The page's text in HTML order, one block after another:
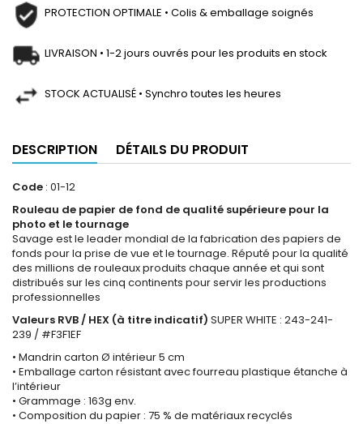
PROTECTION OPTIMALE • Colis & emballage soignés
LIVRAISON • 1-2 jours ouvrés pour les produits en stock
STOCK ACTUALISÉ • Synchro toutes les heures
DESCRIPTION DÉTAILS DU PRODUIT
Code : 01-12
Rouleau de papier de fond de qualité supérieure pour la
photo et le tournage
Savage est le leader mondial de la fabrication des papiers de
fonds pour la prise de vue et le tournage. Réputé pour la qualité
des millions de rouleaux produits chaque année et qui sont
distribués sur les cinq continents pour servir les productions
professionnelles
Valeurs RVB / HEX (à titre indicatif) SUPER WHITE : 243-241-
239 / #F3F1EF
• Mandrin carton Ø intérieur 5 cm
• Emballage carton résistant avec fourreau plastique étanche à
l’intérieur
• Grammage : 163g env.
• Composition du papier : 75 % de matériaux recyclés